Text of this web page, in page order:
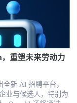
重塑未来劳动力
全新 AI 招聘平台，
业与候选人，特别为